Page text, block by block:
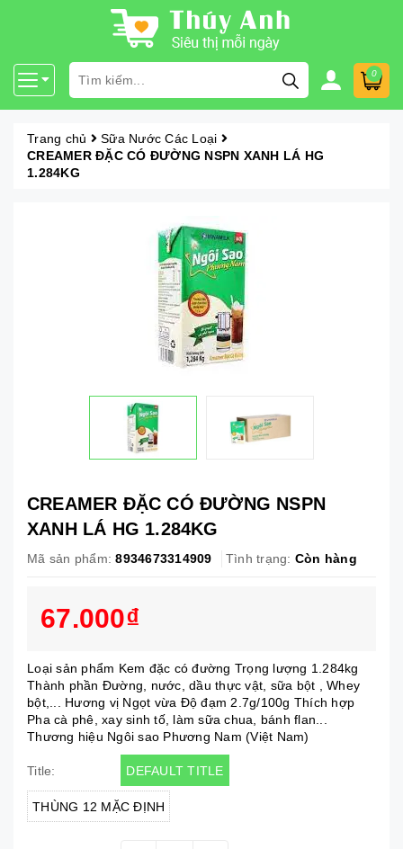
0
Trang chủ
Sữa Nước Các Loại
CREAMER ĐẶC CÓ ĐƯỜNG NSPN XANH LÁ HG
1.284KG
CREAMER ĐẶC CÓ ĐƯỜNG NSPN
XANH LÁ HG 1.284KG
Mã sản phẩm: 8934673314909 Tình trạng: Còn hàng
67.000₫
Loại sản phẩm Kem đặc có đường Trọng lượng 1.284kg
Thành phần Đường, nước, dầu thực vật, sữa bột , Whey
bột,... Hương vị Ngọt vừa Độ đạm 2.7g/100g Thích hợp
Pha cà phê, xay sinh tố, làm sữa chua, bánh flan...
Thương hiệu Ngôi sao Phương Nam (Việt Nam)
Title: DEFAULT TITLE
THÙNG 12 MẶC ĐỊNH